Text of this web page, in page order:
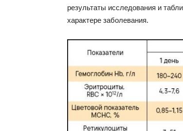
результаты исследования и
характере заболевания.